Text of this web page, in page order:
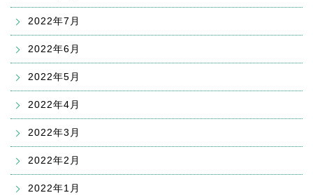
2022年7月
2022年6月
2022年5月
2022年4月
2022年3月
2022年2月
2022年1月